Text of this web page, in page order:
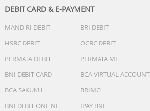
DEBIT CARD & E-PAYMENT
MANDIRI DEBIT BRI DEBIT
HSBC DEBIT
OCBC DEBIT
PERMATA DEBIT
PERMATA ME
BNI DEBIT CARD
BCA VIRTUAL ACCOUNT
BCA SAKUKU
BRIMO
BNI DEBIT ONLINE
IPAY BNI